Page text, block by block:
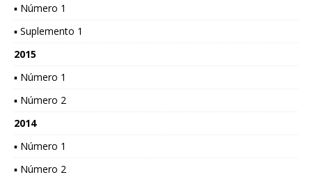
▪ Número 1
▪ Suplemento 1
2015
▪ Número 1
▪ Número 2
2014
▪ Número 1
▪ Número 2